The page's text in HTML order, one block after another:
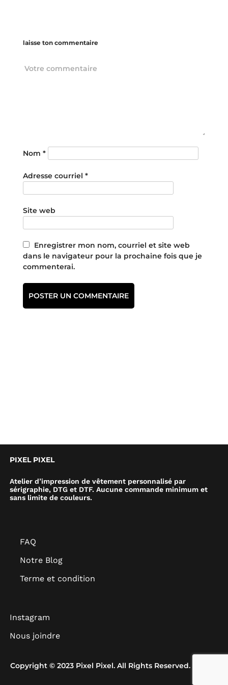
laisse ton commentaire
Nom *
Adresse courriel *
Site web
Enregistrer mon nom, courriel et site web
dans le navigateur pour la prochaine fois que je
commenterai.
PIXEL PIXEL
Atelier d’impression de vêtement personnalisé par
sérigraphie, DTG et DTF. Aucune commande minimum et
sans limite de couleurs.
FAQ
Notre Blog
Terme et condition
Instagram
Nous joindre
Copyright © 2023 Pixel Pixel. All Rights Reserved.